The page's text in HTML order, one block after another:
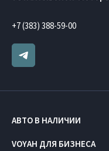
+7 (383) 388-59-00
АВТО В НАЛИЧИИ
VOYAH ДЛЯ БИЗНЕСА